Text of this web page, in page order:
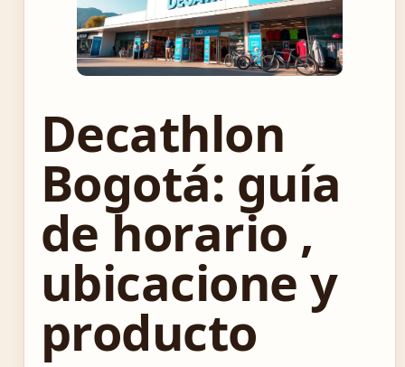
Decathlon
Bogotá: guía
de horario ,
ubicacione y
producto